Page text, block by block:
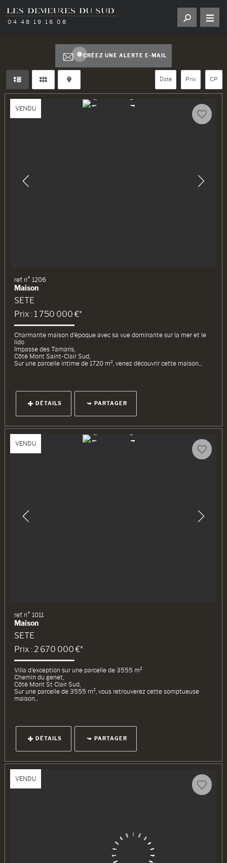
04 48 19 16 08
CRÉEZ UNE ALERTE E-MAIL
Date Prix CP
VENDU
ref. n° 1206
Maison
SETE
Prix : 1 750 000 €*
Charmante maison d'époque avec sa vue dominante sur la mer et le
lido
Impasse des Tamaris,
Côté Mont Saint-Clair Sud,
Sur une parcelle intime de 1720 m², venez découvrir cette maison...
DÉTAILS PARTAGER
VENDU
ref. n° 1011
Maison
SETE
Prix : 2 670 000 €*
Villa d'exception sur une parcelle de 3555 m²
Chemin du genet,
Côté Mont St Clair Sud,
Sur une parcelle de 3555 m², vous retrouverez cette somptueuse
maison...
DÉTAILS PARTAGER
VENDU